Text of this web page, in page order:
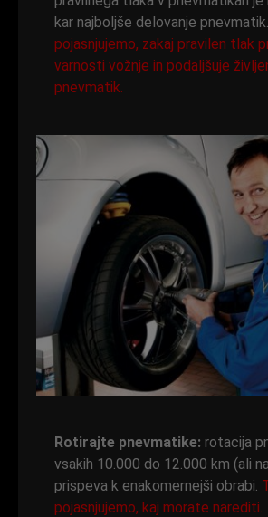
kar najboljše delovanje pnevmatik.
pojasnjujemo, zakaj pravilen tlak
varnosti vožnje in podaljšuje
pnevmatik.
Rotirajte pnevmatike: rotacija
vsakih 10.000 do 12.000 km (ali
prispeva k enakomernejši obrabi.
pojasnjujemo, kaj morate narediti.